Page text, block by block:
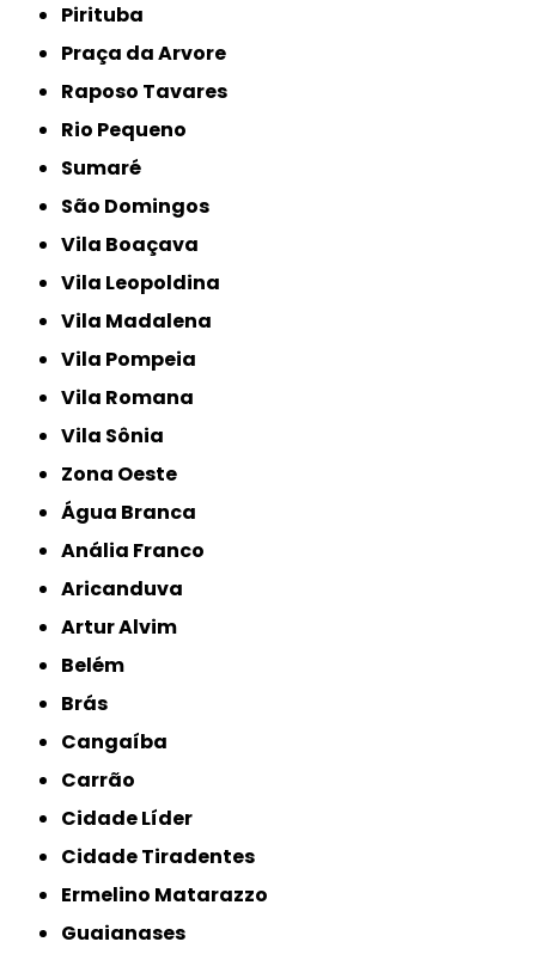
Pirituba
Praça da Arvore
Raposo Tavares
Rio Pequeno
Sumaré
São Domingos
Vila Boaçava
Vila Leopoldina
Vila Madalena
Vila Pompeia
Vila Romana
Vila Sônia
Zona Oeste
Água Branca
Anália Franco
Aricanduva
Artur Alvim
Belém
Brás
Cangaíba
Carrão
Cidade Líder
Cidade Tiradentes
Ermelino Matarazzo
Guaianases